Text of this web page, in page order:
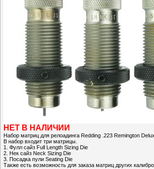
НЕТ В НАЛИЧИИ
Набор матриц для релоадинга Redding .223 Remington
В набор входит три матрицы.
1. Фулл сайз Full Length Sizing Die
2. Нек сайз Neck Sizing Die
3. Посадка пули Seating Die
Также есть возможность для заказа матриц других